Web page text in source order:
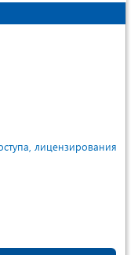
лицензирования